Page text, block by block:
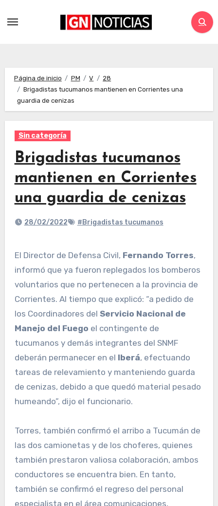
Página de inicio PM V
28
Brigadistas tucumanos mantienen en Corrientes una
guardia de cenizas
Sin categoría
Brigadistas tucumanos
mantienen en Corrientes
una guardia de cenizas
28/02/2022 #Brigadistas tucumanos
El Director de Defensa Civil, Fernando Torres,
informó que ya fueron replegados los bomberos
voluntarios que no pertenecen a la provincia de
Corrientes. Al tiempo que explicó: “a pedido de
los Coordinadores del Servicio Nacional de
Manejo del Fuego el contingente de
tucumanos y demás integrantes del SNMF
deberán permanecer en el Iberá, efectuando
tareas de relevamiento y manteniendo guarda
de cenizas, debido a que quedó material pesado
humeando”, dijo el funcionario.
Torres, también confirmó el arribo a Tucumán de
las dos camionetas y de los choferes, quienes
también prestaron valiosa colaboración, ambos
conductores se encuentra bien. En tanto,
también se confirmó el regreso del personal
especialista en el área comunicaciones,